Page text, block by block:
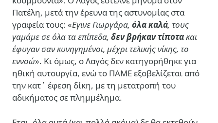
Πατέλη, μετά την έρευνα της αστυνομίας στα
γραφεία τους: «Εγινε Γιωργάρα, όλα καλά, τους
γαμάμε σε όλα τα επίπεδα, δεν βρήκαν τίποτακαι
έφυγαν σαν κυνηγημένοι, μέχρι τελικής νίκης, το
εννοώ». Κι όμως, ο Λαγός δεν κατηγορήθηκε για
ηθική αυτουργία, ενώ το ΠΑΜΕ εξοβελίζεται από
την κατ΄ έφεση δίκη, με τη μετατροπή του
αδικήματος σε πλημμέλημα.